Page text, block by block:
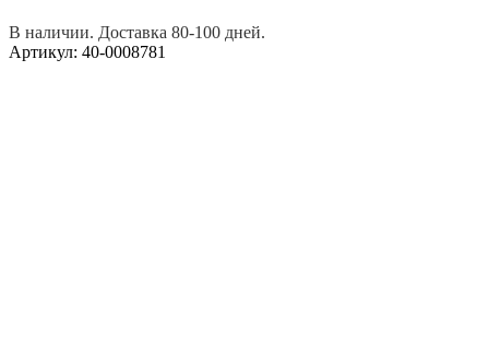
В наличии. Доставка 80-100 дней.
Артикул: 40-0008781